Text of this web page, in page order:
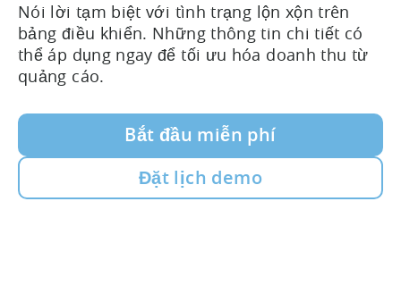
Nói lời tạm biệt với tình trạng lộn xộn trên
bảng điều khiển. Những thông tin chi tiết có
thể áp dụng ngay để tối ưu hóa doanh thu từ
quảng cáo.
Bắt đầu miễn phí
Đặt lịch demo